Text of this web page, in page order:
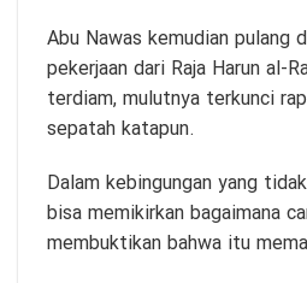
Abu Nawas kemudian pulang
pekerjaan dari Raja Harun al-
terdiam, mulutnya terkunci
sepatah katapun.
Dalam kebingungan yang
bisa memikirkan bagaimana
membuktikan bahwa itu